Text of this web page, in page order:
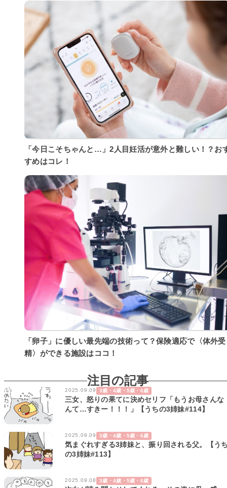
「今日こそちゃんと…」2人目妊活が意外と難しい！？お
すめはコレ！
「卵子」に優しい最先端の技術って？保険適応で〈体外受
精〉ができる施設はココ！
注目の記事
2025.09.09 3歳・4歳・5歳・6歳
三女、怒りの果てに決めセリフ「もうお母さんな
んて…すきー！！！」【うちの3姉妹#114】
2025.09.09 3歳・4歳・5歳・6歳
気まぐれすぎる3姉妹と、振り回される父。【う
の3姉妹#113】
2025.09.08 3歳・4歳・5歳・6歳